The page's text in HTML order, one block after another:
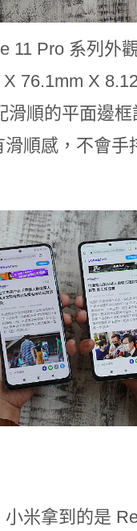
11 Pro 系列外
76.1mm X
滑順的平面邊
順感，不會手
米拿到的是